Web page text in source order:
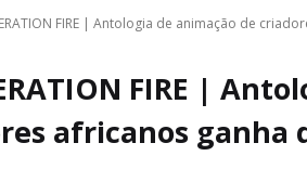
FIRE | Antologia de animação de
FIRE |
africanos ganha